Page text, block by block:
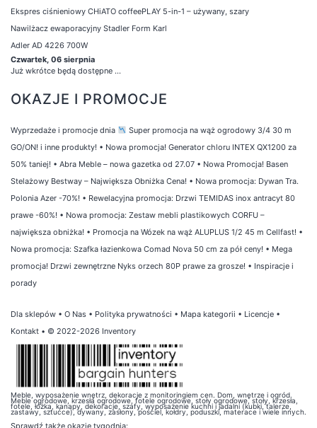
Ekspres ciśnieniowy CHiATO coffeePLAY 5-in-1 – używany, szary
Nawilżacz ewaporacyjny Stadler Form Karl
Adler AD 4226 700W
Czwartek, 06 sierpnia
Już wkrótce będą dostępne ...
OKAZJE I PROMOCJE
Wyprzedaże i promocje dnia
Super promocja na wąż ogrodowy 3/4 30 m
GO/ON! i inne produkty! • Nowa promocja! Generator chloru INTEX QX1200 za
50% taniej! • Abra Meble – nowa gazetka od 27.07 • Nowa Promocja! Basen
Stelażowy Bestway – Największa Obniżka Cena! • Nowa promocja: Dywan Tra.
Polonia Azer -70%! • Rewelacyjna promocja: Drzwi TEMIDAS inox antracyt 80
prawe -60%! • Nowa promocja: Zestaw mebli plastikowych CORFU –
największa obniżka! • Promocja na Wózek na wąż ALUPLUS 1/2 45 m Cellfast! •
Nowa promocja: Szafka łazienkowa Comad Nova 50 cm za pół ceny! • Mega
promocja! Drzwi zewnętrzne Nyks orzech 80P prawe za grosze! • Inspiracje i
porady
Dla sklepów • O Nas • Polityka prywatności • Mapa kategorii • Licencje •
Kontakt • © 2022-2026 Inventory
Meble, wyposażenie wnętrz, dekoracje z monitoringiem cen. Dom, wnętrze i ogród.
Meble ogrodowe, krzesła ogrodowe, fotele ogrodowe, stoły ogrodowe, stoły, krzesła,
fotele, łóżka, kanapy, dekoracje, szafy, wyposażenie kuchni i jadalni (kubki, talerze,
zastawy, sztućce), dywany, zasłony, pościel, kołdry, poduszki, materace i wiele innych.
Sprawdź także okazje tygodnia: